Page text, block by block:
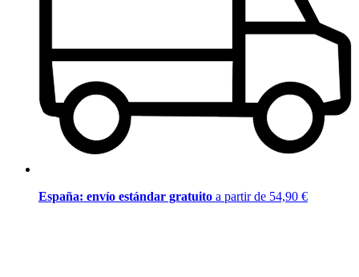
España: envío estándar gratuito a partir de 54,90 €